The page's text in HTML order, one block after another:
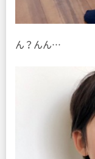
ん？んん…